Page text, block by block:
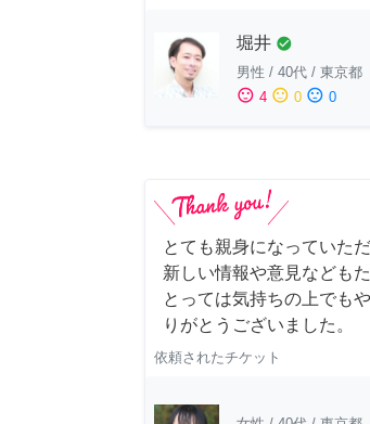
堀井 check_circle
男性 / 40代 / 東京都
sentiment_satisfied 4 sentiment_neutral 0 sentiment_dissatisfied 0
とても親身になっていた
新しい情報や意見なども
とっては気持ちの上でも
りがとうございました。
依頼されたチケット